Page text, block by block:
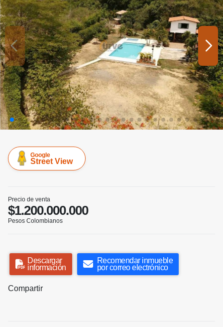
Google
Street View
Precio de venta
$1.200.000.000
Pesos Colombianos
Descargar
información
Recomendar inmueble
por correo electrónico
Compartir